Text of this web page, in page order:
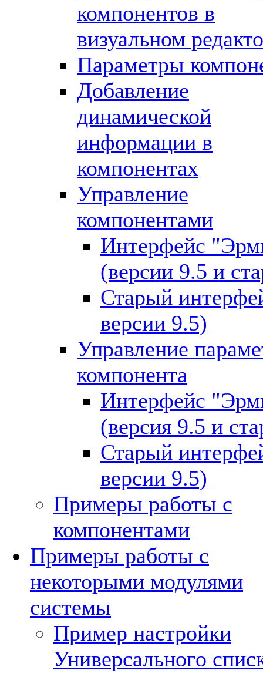
компонентов в
визуальном
Параметры
Добавление
динамической
информации в
компонентах
Управление
компонентами
Интерфейс
(версии 9.5 и
Старый
версии 9.5)
Управление
компонента
Интерфейс
(версия 9.5 и
Старый
версии 9.5)
Примеры работы с
компонентами
Примеры работы с
некоторыми модулями
системы
Пример настройки
Универсального